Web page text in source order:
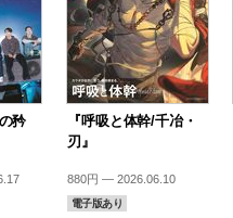
矜
『呼吸と体幹/千冶・
刃』
880円 — 2026.06.10
電子版あり